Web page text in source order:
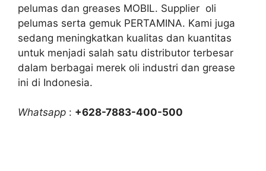
pelumas dan greases MOBIL. Supplier oli
pelumas serta gemuk PERTAMINA. Kami juga
sedang meningkatkan kualitas dan kuantitas
untuk menjadi salah satu distributor terbesar
dalam berbagai merek oli industri dan grease
ini di Indonesia.
Whatsapp : +628-7883-400-500